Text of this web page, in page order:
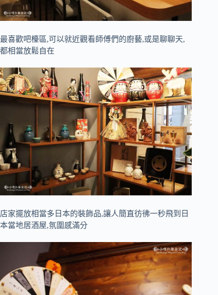
最喜歡吧檯區,可以就近觀看師傅們的廚藝,或是聊聊天,
都相當放鬆自在
店家擺放相當多日本的裝飾品,讓人簡直彷彿一秒飛到日
本當地居酒屋,氛圍感滿分